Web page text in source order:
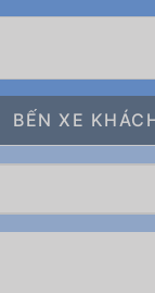
BẾN XE